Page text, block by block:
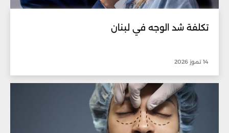
تكلفة شد الوجه في لبنان
14 تموز 2026